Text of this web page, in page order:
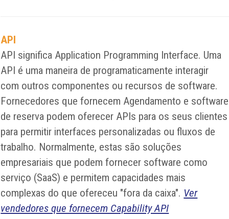
API
API significa Application Programming Interface. Uma
API é uma maneira de programaticamente interagir
com outros componentes ou recursos de software.
Fornecedores que fornecem Agendamento e software
de reserva podem oferecer APIs para os seus clientes
para permitir interfaces personalizadas ou fluxos de
trabalho. Normalmente, estas são soluções
empresariais que podem fornecer software como
serviço (SaaS) e permitem capacidades mais
complexas do que ofereceu "fora da caixa". Ver
vendedores que fornecem Capability API